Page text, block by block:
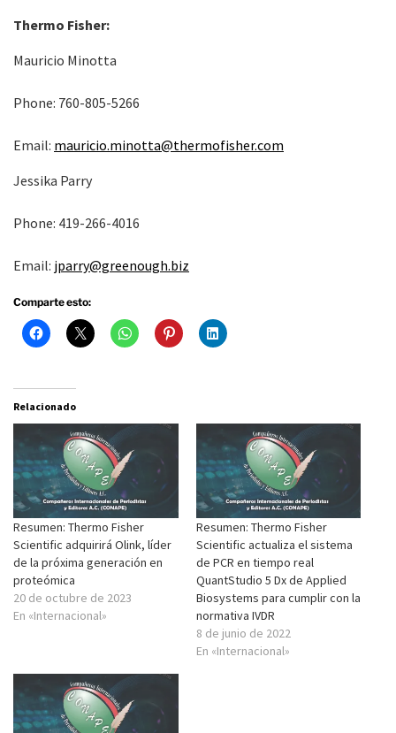
Thermo Fisher:
Mauricio Minotta
Phone: 760-805-5266
Email: mauricio.minotta@thermofisher.com
Jessika Parry
Phone: 419-266-4016
Email: jparry@greenough.biz
Comparte esto:
Relacionado
Resumen: Thermo Fisher
Scientific adquirirá Olink, líder
de la próxima generación en
proteómica
20 de octubre de 2023
En «Internacional»
Resumen: Thermo Fisher
Scientific actualiza el sistema
de PCR en tiempo real
QuantStudio 5 Dx de Applied
Biosystems para cumplir con la
normativa IVDR
8 de junio de 2022
En «Internacional»